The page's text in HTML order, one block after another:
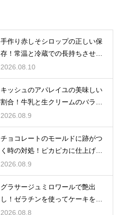
手作り赤しそシロップの正しい保
存！常温と冷蔵での長持ちさせる
コツ
2026.08.10
キッシュのアパレイユの美味しい
割合！牛乳と生クリームのバラン
スで味が決まる
2026.08.9
チョコレートのモールドに跡がつ
く時の対処！ピカピカに仕上げる
ための秘策
2026.08.9
グラサージュミロワールで艶出
し！ゼラチンを使ってケーキを美
しく飾る
2026.08.8